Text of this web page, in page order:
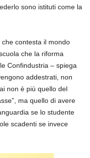
sono istituti come la
che contesta il mondo
che la riforma
Confindustria – spiega
addestrati, non
non è più quello del
ma quello di avere
se lo studente
scadenti se invece